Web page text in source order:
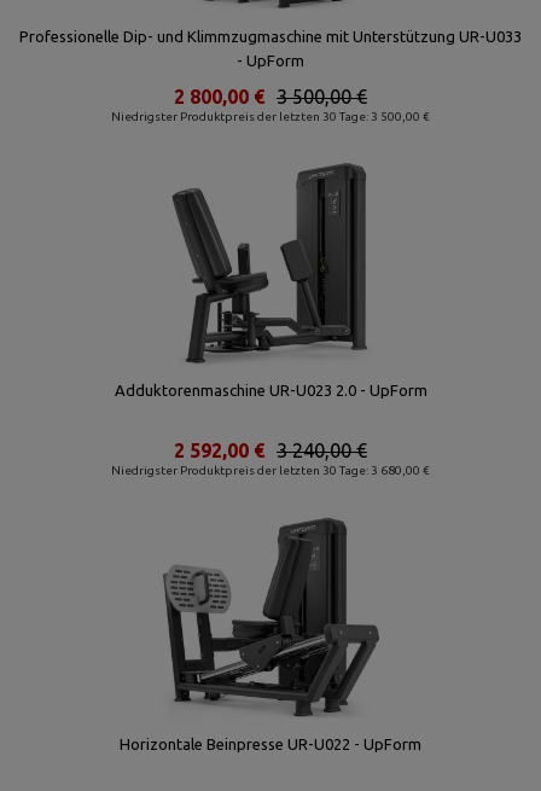
Professionelle Dip- und Klimmzugmaschine mit Unterstützung UR-U033
- UpForm
Niedrigster Produktpreis der letzten 30 Tage: 3 500,00 €
3 500,00 €
2 800,00 €
Adduktorenmaschine UR-U023 2.0 - UpForm
Niedrigster Produktpreis der letzten 30 Tage: 3 680,00 €
3 240,00 €
2 592,00 €
Horizontale Beinpresse UR-U022 - UpForm